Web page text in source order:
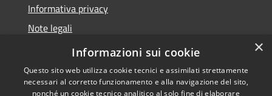
Informativa privacy
Note legali
Dichiarazione di accessibilità
×
Informazioni sui cookie
Questo sito web utilizza cookie tecnici e assimilati strettamente
necessari al corretto funzionamento e alla navigazione del sito,
nonché un cookie tecnico analitico al solo fine di elaborare